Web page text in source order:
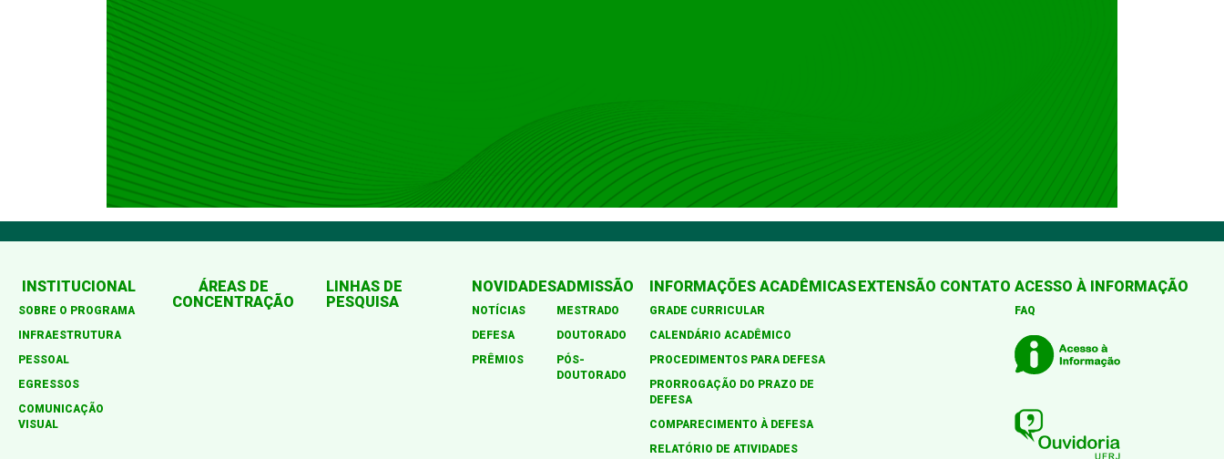
INSTITUCIONAL
SOBRE O PROGRAMA
INFRAESTRUTURA
PESSOAL
EGRESSOS
COMUNICAÇÃO
VISUAL
ÁREAS DE
CONCENTRAÇÃO
LINHAS DE
PESQUISA
NOVIDADES
NOTÍCIAS
DEFESA
PRÊMIOS
ADMISSÃO
MESTRADO
DOUTORADO
PÓS-
DOUTORADO
INFORMAÇÕES ACADÊMICAS
GRADE CURRICULAR
CALENDÁRIO ACADÊMICO
PROCEDIMENTOS PARA DEFESA
PRORROGAÇÃO DO PRAZO DE
DEFESA
COMPARECIMENTO À DEFESA
RELATÓRIO DE ATIVIDADES
EXTENSÃO CONTATO ACESSO À INFORMAÇÃO
FAQ